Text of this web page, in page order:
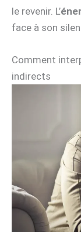
le revenir. L’
face à son
Comment
indirects